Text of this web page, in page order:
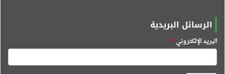
الرسائل البريدية
البريد الإلكتروني*